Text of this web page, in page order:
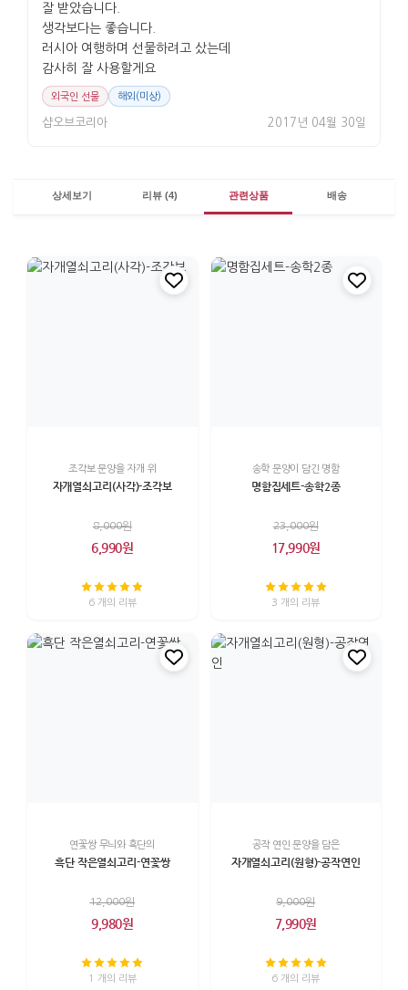
잘 받았습니다.
생각보다는 좋습니다.
러시아 여행하며 선물하려고 샀는데
감사히 잘 사용할게요
외국인 선물 해외(미상)
샵오브코리아 2017년 04월 30일
상세보기 리뷰 (4) 관련상품 배송
조각보 문양을 자개 위
자개열쇠고리(사각)-조각보
8,000원
6,990원
6 개의 리뷰
송학 문양이 담긴 명함
명함집세트-송학2종
23,000원
17,990원
3 개의 리뷰
연꽃쌍 무늬와 흑단의
흑단 작은열쇠고리-연꽃쌍
12,000원
9,980원
1 개의 리뷰
공작 연인 문양을 담은
자개열쇠고리(원형)-공작연인
9,000원
7,990원
6 개의 리뷰